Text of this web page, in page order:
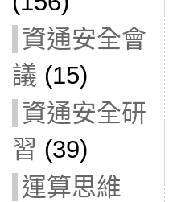
資通安全會
議 (15)
資通安全研
習 (39)
運算思維